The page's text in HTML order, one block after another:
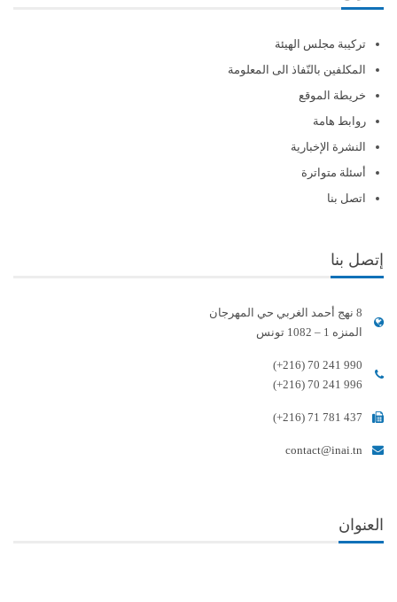
تركيبة مجلس الهيئة
المكلفين بالنّفاذ الى المعلومة
خريطة الموقع
روابط هامة
النشرة الإخبارية
أسئلة متواترة
اتصل بنا
إتصل بنا
8 نهج أحمد الغربي حي المهرجان
المنزه 1 – 1082 تونس
(+216) 70 241 990
(+216) 70 241 996
(+216) 71 781 437
contact@inai.tn
العنوان